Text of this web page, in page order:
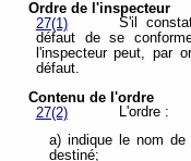
Ordre de l'inspecteur
27(1)
S'il
défaut de se
l'inspecteur peut, par
défaut.
Contenu de l'ordre
27(2)
L'ordre :
a) indique le nom
destiné;